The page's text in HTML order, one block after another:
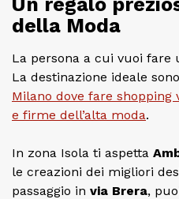
della Moda
La persona a cui vuoi fare
La destinazione ideale
Milano dove fare
e firme dell’alta moda.
In zona Isola ti aspetta
le creazioni dei migliori
passaggio in via Brera,